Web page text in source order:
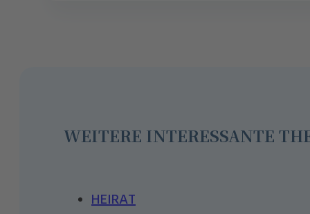
WEITERE INTERESSANTE
HEIRAT